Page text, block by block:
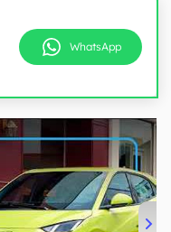
WhatsApp